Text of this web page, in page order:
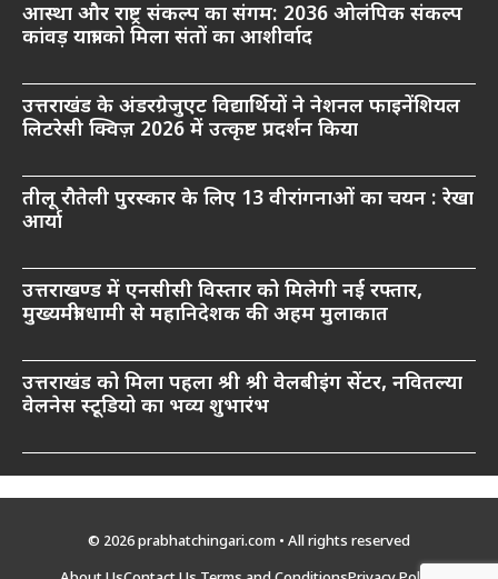
आस्था और राष्ट्र संकल्प का संगम: 2036 ओलंपिक संकल्प
कांवड़ यात्रा को मिला संतों का आशीर्वाद
उत्तराखंड के अंडरग्रेजुएट विद्यार्थियों ने नेशनल फाइनेंशियल
लिटरेसी क्विज़ 2026 में उत्कृष्ट प्रदर्शन किया
तीलू रौतेली पुरस्कार के लिए 13 वीरांगनाओं का चयन : रेखा
आर्या
उत्तराखण्ड में एनसीसी विस्तार को मिलेगी नई रफ्तार,
मुख्यमंत्री धामी से महानिदेशक की अहम मुलाकात
उत्तराखंड को मिला पहला श्री श्री वेलबीइंग सेंटर, नवितल्या
वेलनेस स्टूडियो का भव्य शुभारंभ
© 2026 prabhatchingari.com • All rights reserved